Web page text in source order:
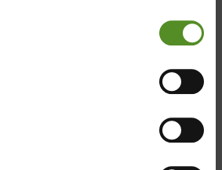
12:00 – 17:00
12:00 – 17:00